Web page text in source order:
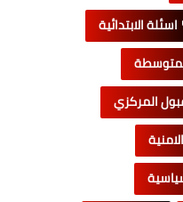
اسئلة الابتدائية
المركزي